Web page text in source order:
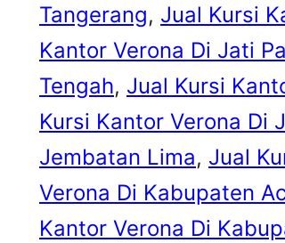
Tangerang, Jual Kursi
Kantor Verona Di Jati
Tengah, Jual Kursi
Kursi Kantor Verona Di
Jembatan Lima, Jual
Verona Di Kabupaten
Kantor Verona Di